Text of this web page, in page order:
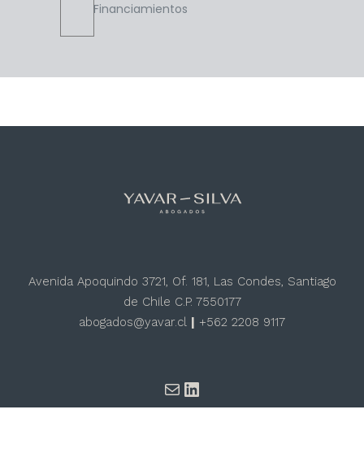
Financiamientos
Avenida Apoquindo 3721, Of. 181, Las Condes, Santiago
de Chile C.P. 7550177
abogados@yavar.cl | +562 2208 9117